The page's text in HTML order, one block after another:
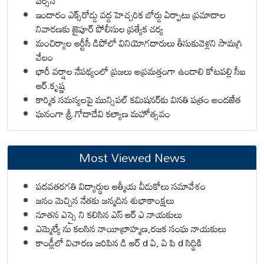
ఇందారం ఎక్స్‌రోడ్డు వద్ద హెచ్చరిక బోర్డు ఏర్పాటు ప్రమాదాల
నివారణకు జైపూర్ పోలీసుల ప్రత్యేక చర్య
మంచిర్యాల ఆర్టీసీ డిపోలో వినియోగదారులు తీసుకువెళ్లని సామగ్రి
వేలం
భారీ వర్షాల నేపథ్యంలో ప్రజలు అప్రమత్తంగా ఉండాలి కోటపల్లి సీఐ
ఆర్.కృష్ణ
కార్మిక సమస్యలపై మున్సిపల్ కమిషనర్‌కు వినతి పత్రం అందజేత
ఘనంగా శ్రీ గోదాదేవి కల్యాణ మహోత్సవం
Most Viewed News
పదవతరగతి విద్యార్థుల ఆత్మీయ వీడుకోలు సమావేశం
జనం మెచ్చిన నేతకు జన్మదిన శుభాకాంక్షలు
నూతన ఎస్సై ని కలిసిన ఎస్ ఆర్ ఎ నాయకులు
ఎమ్మెల్యే ను కలసిన నాయీబ్రాహ్మణ,రజక సంఘ నాయకులు
కాండ్లీలో విచారణ జరిపిన డి ఆర్ d ఏ, ఏ పి d సిద్ధికి